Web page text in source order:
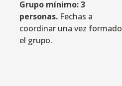
Grupo mínimo: 3
personas. Fechas a
coordinar una vez formado
el grupo.